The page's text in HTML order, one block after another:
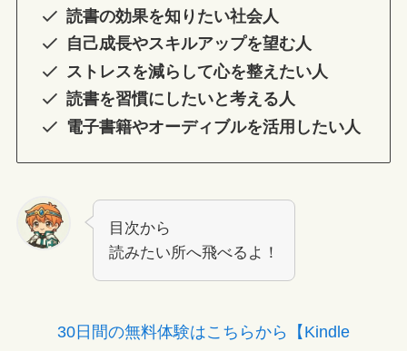
読書の効果を知りたい社会人
自己成長やスキルアップを望む人
ストレスを減らして心を整えたい人
読書を習慣にしたいと考える人
電子書籍やオーディブルを活用したい人
目次から
読みたい所へ飛べるよ！
30日間の無料体験はこちらから【Kindle